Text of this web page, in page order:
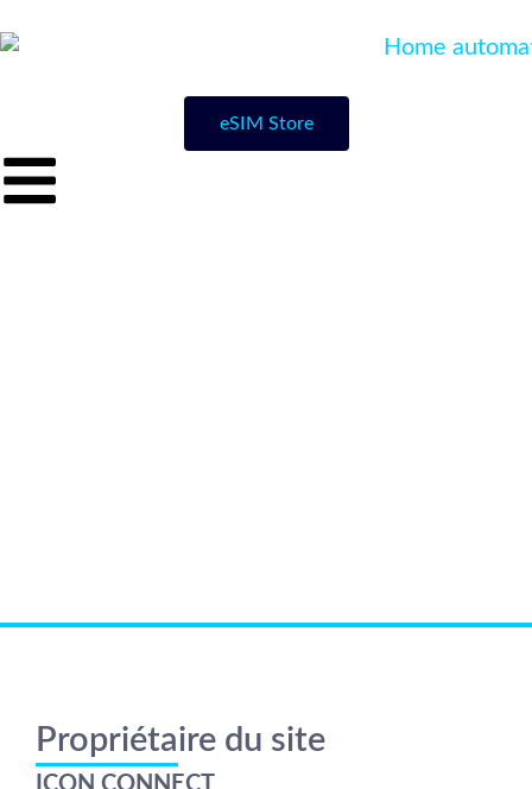
eSIM Store
Propriétaire du site